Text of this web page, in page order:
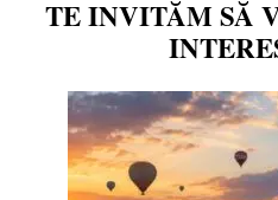
TE INVITĂM SĂ